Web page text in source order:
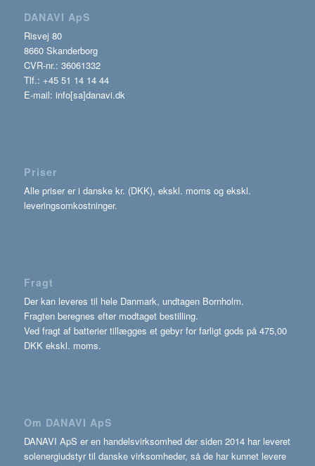
DANAVI ApS
Risvej 80
8660 Skanderborg
CVR-nr.: 36061332
Tlf.: +45 51 14 14 44
E-mail: info[sa]danavi.dk
Priser
Alle priser er i danske kr. (DKK), ekskl. moms og ekskl.
leveringsomkostninger.
Fragt
Der kan leveres til hele Danmark, undtagen Bornholm.
Fragten beregnes efter modtaget bestilling.
Ved fragt af batterier tillægges et gebyr for farligt gods på 475,00
DKK ekskl. moms.
Om DANAVI ApS
DANAVI ApS er en handelsvirksomhed der siden 2014 har leveret
solenergiudstyr til danske virksomheder, så de har kunnet levere